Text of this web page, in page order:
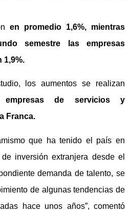
en promedio 1,6%, mientras
semestre las empresas
1,9%.
los aumentos se realizan
de servicios y
Franca.
que ha tenido el país en
inversión extranjera desde el
demanda de talento, se
de algunas tendencias de
hace unos años”, comentó